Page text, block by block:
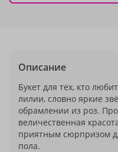
Описание
Букет для тех, кто
лилии, словно яркие
обрамлении из роз.
величественная
приятным сюрпризом
пола.